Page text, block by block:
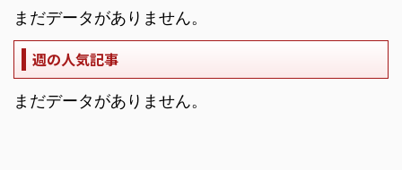
まだデータがありません。
週の人気記事
まだデータがありません。